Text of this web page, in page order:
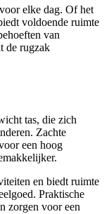
elke dag. Of het
voldoende ruimte
van
de rugzak
tas, die zich
Zachte
een hoog
en biedt ruimte
Praktische
zorgen voor een